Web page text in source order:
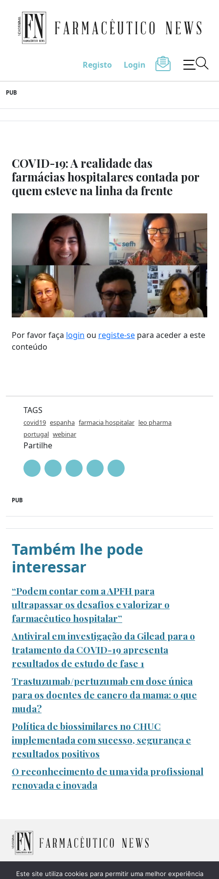
to
content
Farmacêutico News
Registo Login
PUB
COVID-19: A realidade das
farmácias hospitalares contada por
quem esteve na linha da frente
Por favor faça login ou registe-se para aceder a este
conteúdo
TAGS
covid19 espanha farmacia hospitalar leo pharma
portugal webinar
Partilhe
PUB
Também lhe pode
interessar
“Podem contar com a APFH para
ultrapassar os desafios e valorizar o
farmacêutico hospitalar”
Antiviral em investigação da Gilead para o
tratamento da COVID-19 apresenta
resultados de estudo de fase 1
Trastuzumab/pertuzumab em dose única
para os doentes de cancro da mama: o que
muda?
Política de biossimilares no CHUC
implementada com sucesso, segurança e
resultados positivos
O reconhecimento de uma vida profissional
renovada e inovada
Este site utiliza cookies para permitir uma melhor experiência